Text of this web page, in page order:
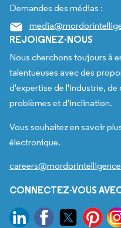
Demandes des médias :
REJOIGNEZ-NOUS
Nous cherchons toujours à
talentueuses avec des
d'expertise de l'industrie,
problèmes et d'inclination.
Vous souhaitez en savoir
électronique.
CONNECTEZ-VOUS